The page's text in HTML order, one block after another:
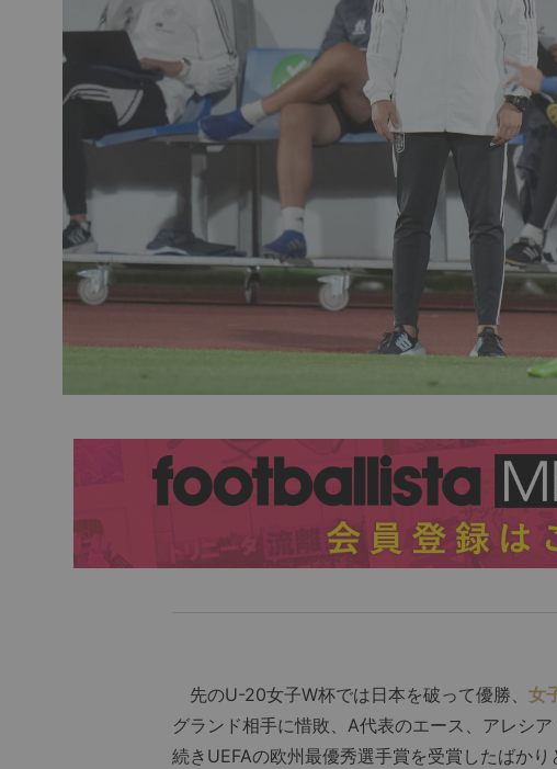
先のU-20女子W杯では日本を破って優勝、 女
グランド相手に惜敗、A代表のエース、アレシ
続きUEFAの欧州最優秀選手賞を受賞したばか